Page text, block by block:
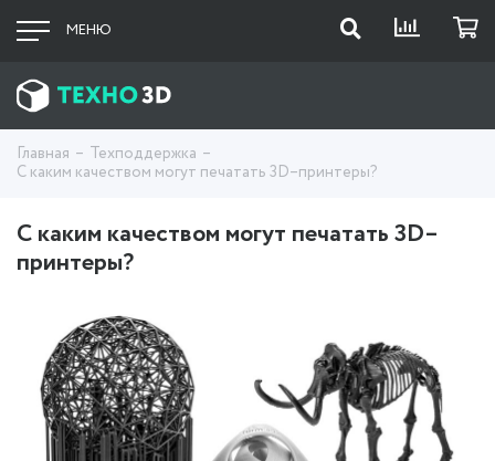
МЕНЮ
Главная
Техподдержка
С каким качеством могут печатать 3D–принтеры?
С каким качеством могут печатать 3D–
принтеры?